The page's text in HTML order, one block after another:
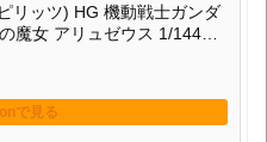
リッツ) HG 機動戦士ガンダ
魔女 アリュゼウス 1/144ス